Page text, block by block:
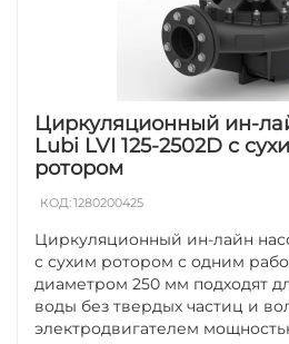
Циркуляционный ин-
Lubi LVI 125-2502D с
ротором
КОД:1280200425
Циркуляционный ин-лайн
с сухим ротором с одним
диаметром 250 мм подходят
воды без твердых частиц и
электродвигателем